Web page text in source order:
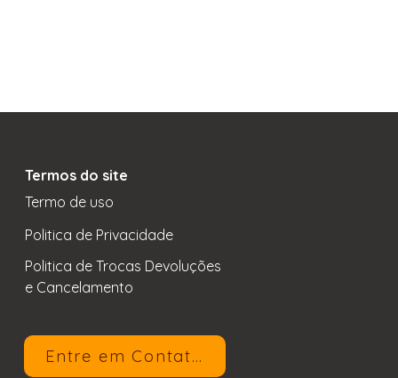
Termos do site
Termo de uso
Politica de Privacidade
Politica de Trocas Devoluções
e Cancelamento
Entre em Contato